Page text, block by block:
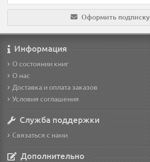
Оформить подписку
Информация
О состоянии книг
О нас
Доставка и оплата заказов
Условия соглашения
Служба поддержки
Связаться с нами
Дополнительно